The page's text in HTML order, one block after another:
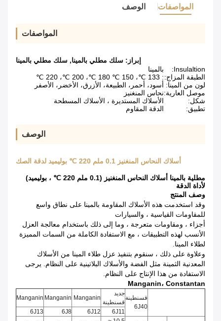
المواصفات الوصف
المواصفات
إبراز: سلك مطلي بالمينا, سلك مطلي بالمينا
Insulaltion:
بالمينا
الطبقة المزاج:: 133 ℃، 150 ℃ 180 ℃، 200 ℃، 220 ℃
لون من المينا: أسود، أحمر، الطبيعة، الأزرق، الأخضر، الأصفر
موصل العارية:نحاس المنغنيز
شكل:
الأسلاك المستديرة ، الأسلاك المسطحة
تطبيق:
الدقة المقاوم
الوصف
أسلاك النحاس المنغنيز 0.1 ملم 220 ℃ بوليميد لدقة الصك
مطلية بالمينا أسلاك النحاس المنغنيز (0.1 ملم 220 ℃ ، بوليميد)
لأداة الدقة
وصف المنتج
وقد استخدمت هذه الأسلاك المقاومة بالمينا على نطاق واسع
للمقاومات القياسية ، والسيارات
أجزاء ، ومقاومات متعرجة ، وما إلى ذلك باستخدام معالجة العزل
الأنسب لهذه التطبيقات ، مع الاستفادة الكاملة من السمات المميزة
لطلاء المينا.
وعلاوة على ذلك ، سنقوم بتنفيذ عزل طلاء المينا من الأسلاك
المعدنية الثمينة مثل الفضة والأسلاك البلاتينية على النظام. يرجى
الاستفادة من هذا الإنتاج على النظام.
Manganin، Constantan
قسنطينة
6J40
جديد
قسنطينة
Manganin
Manganin
Manganin
6J11
6J12
6J8
6J13